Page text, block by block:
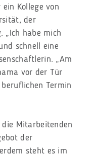
Kollege von
der
„Ich habe mich
schnell eine
„Am
vor der Tür
Termin
Mitarbeitenden
der
steht es im